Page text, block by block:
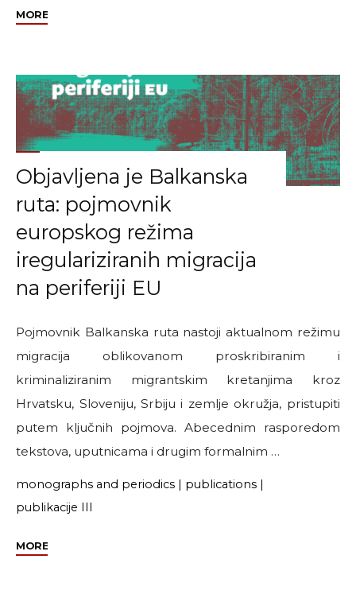
MORE"Slovenski
Balkanska
ruta"
Objavljena je Balkanska
ruta: pojmovnik
europskog režima
iregulariziranih migracija
na periferiji EU
Pojmovnik Balkanska ruta nastoji aktualnom režimu
migracija oblikovanom proskribiranim i
kriminaliziranim migrantskim kretanjima kroz
Hrvatsku, Sloveniju, Srbiju i zemlje okružja, pristupiti
putem ključnih pojmova. Abecednim rasporedom
tekstova, uputnicama i drugim formalnim …
monographs and periodics | publications |
publikacije III
MORE"Objavljena